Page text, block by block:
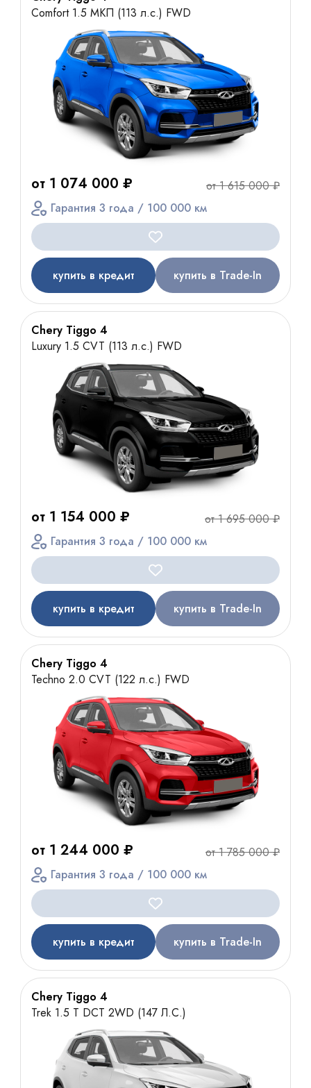
Comfort 1.5 МКП (113 л.с.) FWD
от 1 074 000 ₽
от 1 615 000 ₽
Гарантия 3 года / 100 000 км
купить в кредит купить в Trade-In
Chery Tiggo 4
Luxury 1.5 CVT (113 л.с.) FWD
от 1 154 000 ₽
от 1 695 000 ₽
Гарантия 3 года / 100 000 км
купить в кредит купить в Trade-In
Chery Tiggo 4
Techno 2.0 CVT (122 л.с.) FWD
от 1 244 000 ₽
от 1 785 000 ₽
Гарантия 3 года / 100 000 км
купить в кредит купить в Trade-In
Chery Tiggo 4
Trek 1.5 T DCT 2WD (147 Л.С.)